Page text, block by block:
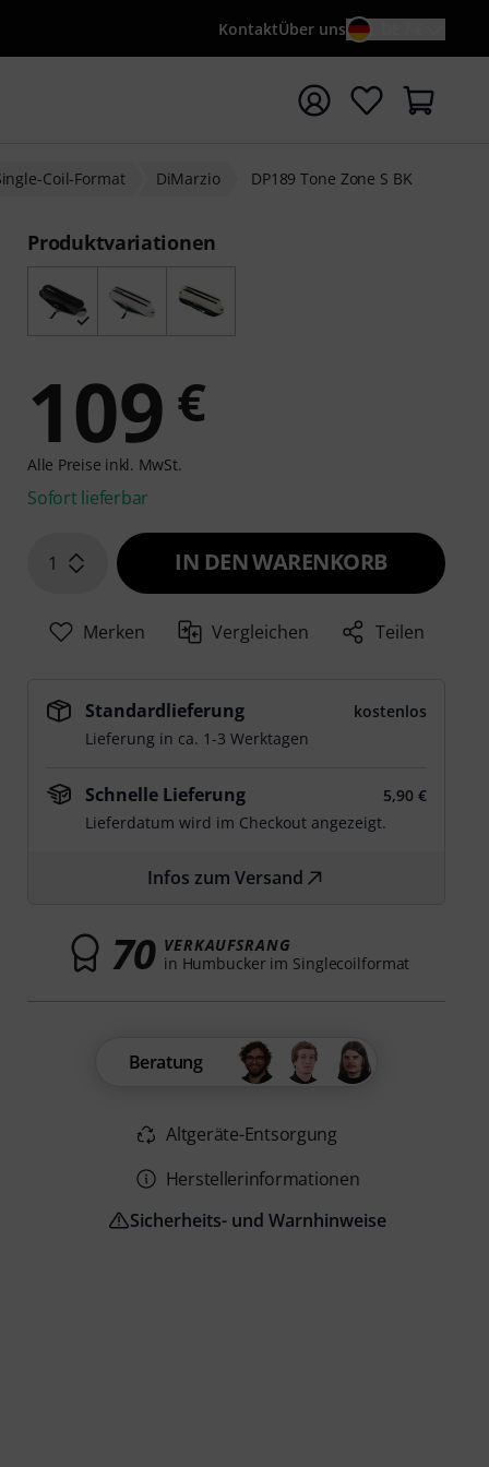
KontaktÜber uns
mit Suchwort {searchTerm} starten
Coil-Format DiMarzio DP189 Tone Zone S BK
Produktvariationen
109 €
Alle Preise inkl. MwSt.
Sofort lieferbar
1 IN DEN WARENKORB
Merken Vergleichen Teilen
Standardlieferung
kostenlos
Lieferung in ca. 1-3 Werktagen
Schnelle Lieferung
5,90 €
Lieferdatum wird im Checkout angezeigt.
Infos zum Versand
70 VERKAUFSRANG
in Humbucker im Singlecoilformat
Beratung
Altgeräte-Entsorgung
Herstellerinformationen
Sicherheits- und Warnhinweise